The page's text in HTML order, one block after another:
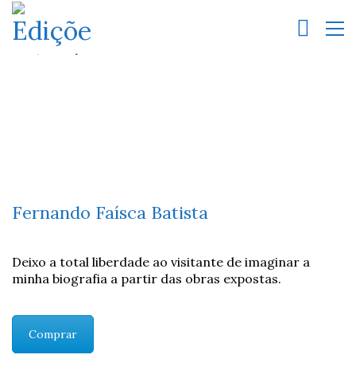
Fernando Faísca Batista
Deixo a total liberdade ao visitante de imaginar a
minha biografia a partir das obras expostas.
Comprar